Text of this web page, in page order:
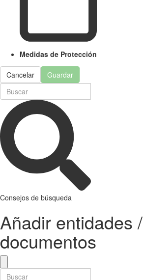
Medidas de Protección
Cancelar Guardar
Consejos de búsqueda
Añadir entidades /
documentos